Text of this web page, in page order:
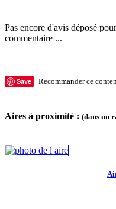
Pas encore d'avis déposé
commentaire ...
Save Recommander ce
Aires à proximité : (dans un